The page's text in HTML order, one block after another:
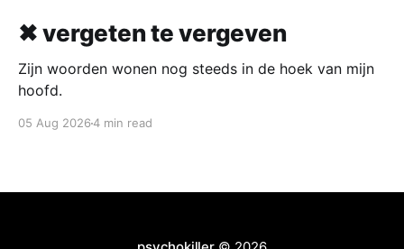
✖ vergeten te vergeven
Zijn woorden wonen nog steeds in de hoek van mijn
hoofd.
05 Aug 20264 min read